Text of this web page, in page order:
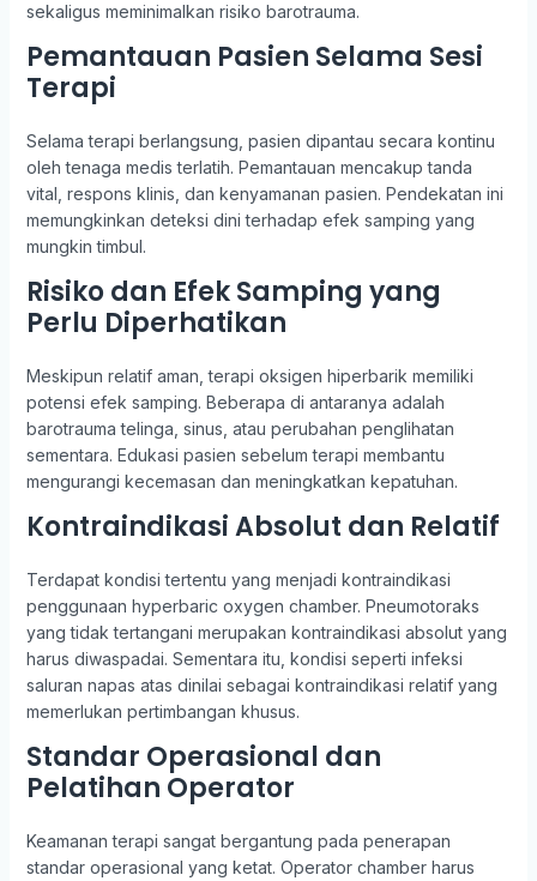
sekaligus meminimalkan risiko barotrauma.
Pemantauan Pasien Selama Sesi
Terapi
Selama terapi berlangsung, pasien dipantau secara kontinu
oleh tenaga medis terlatih. Pemantauan mencakup tanda
vital, respons klinis, dan kenyamanan pasien. Pendekatan ini
memungkinkan deteksi dini terhadap efek samping yang
mungkin timbul.
Risiko dan Efek Samping yang
Perlu Diperhatikan
Meskipun relatif aman, terapi oksigen hiperbarik memiliki
potensi efek samping. Beberapa di antaranya adalah
barotrauma telinga, sinus, atau perubahan penglihatan
sementara. Edukasi pasien sebelum terapi membantu
mengurangi kecemasan dan meningkatkan kepatuhan.
Kontraindikasi Absolut dan Relatif
Terdapat kondisi tertentu yang menjadi kontraindikasi
penggunaan hyperbaric oxygen chamber. Pneumotoraks
yang tidak tertangani merupakan kontraindikasi absolut yang
harus diwaspadai. Sementara itu, kondisi seperti infeksi
saluran napas atas dinilai sebagai kontraindikasi relatif yang
memerlukan pertimbangan khusus.
Standar Operasional dan
Pelatihan Operator
Keamanan terapi sangat bergantung pada penerapan
standar operasional yang ketat. Operator chamber harus